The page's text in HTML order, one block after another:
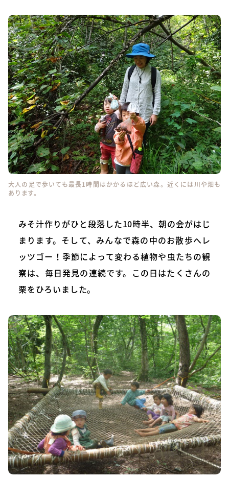
大人の足で歩いても最長1時間はかかるほど広い森。近くには川や畑も
あります。
みそ汁作りがひと段落した10時半、朝の会がはじ
まります。そして、みんなで森の中のお散歩へレ
ッツゴー！季節によって変わる植物や虫たちの観
察は、毎日発見の連続です。この日はたくさんの
栗をひろいました。